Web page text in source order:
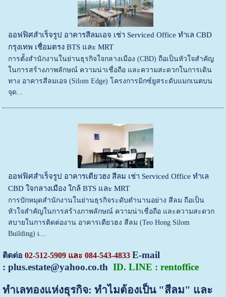
ออฟฟิศสำเร็จรูป อาคารสีลมเอจ เช่า Serviced Office ทำเล CBD
กรุงเทพ เชื่อมตรง BTS และ MRT
การตั้งสำนักงานในย่านธุรกิจใจกลางเมือง (CBD) ถือเป็นหัวใจสำคัญ
ในการสร้างภาพลักษณ์ ความน่าเชื่อถือ และความสะดวกในการเดิน
ทาง อาคารสีลมเอจ (Silom Edge) โครงการมิกซ์ยูสระดับแมกเนตบน
จุด...
ออฟฟิศสำเร็จรูป อาคารเตียวฮง สีลม เช่า Serviced Office ทำเล
CBD ใจกลางเมือง ใกล้ BTS และ MRT
การปักหมุดสำนักงานในย่านธุรกิจระดับตำนานอย่าง สีลม ถือเป็น
หัวใจสำคัญในการสร้างภาพลักษณ์ ความน่าเชื่อถือ และความสะดวก
สบายในการติดต่องาน อาคารเตียวฮง สีลม (Teo Hong Silom
Building) เ...
ติดต่อ 02-512-5909 และ 084-543-4833 E-mail
: plus.estate@yahoo.co.th ID. LINE : rentoffice
ทำเลทองแห่งธุรกิจ: ทำไมต้องเป็น "สีลม" และ